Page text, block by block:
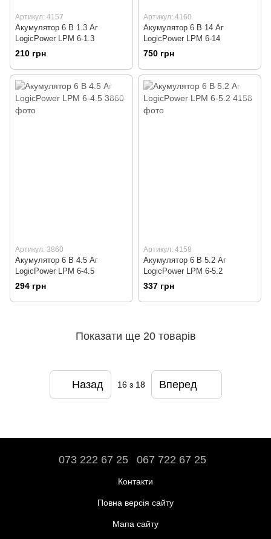
Артикул: 4157
Акумулятор 6 В 1.3 Аг
LogicPower LPM 6-1.3
210 грн
Артикул: 4160
Акумулятор 6 В 14 Аг
LogicPower LPM 6-14
750 грн
Артикул: 3860
Акумулятор 6 В 4.5 Аг
LogicPower LPM 6-4.5
294 грн
Артикул: 4158
Акумулятор 6 В 5.2 Аг
LogicPower LPM 6-5.2
337 грн
Показати ще 20 товарів
Назад 16з 18 Вперед
073 222 67 25 067 722 67 25
Контакти
Повна версія сайту
Мапа сайту